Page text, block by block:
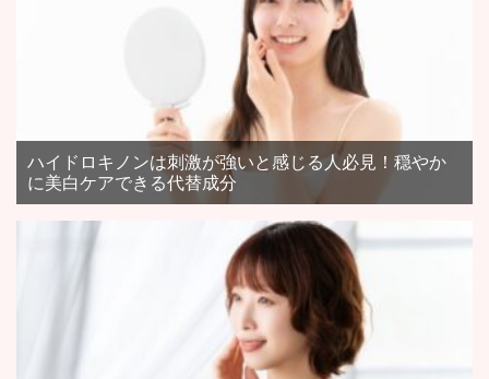
ハイドロキノンは刺激が強いと感じる人必見！穏やか
に美白ケアできる代替成分